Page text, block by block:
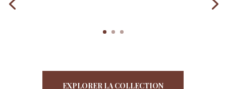
EXPLORER LA COLLECTION